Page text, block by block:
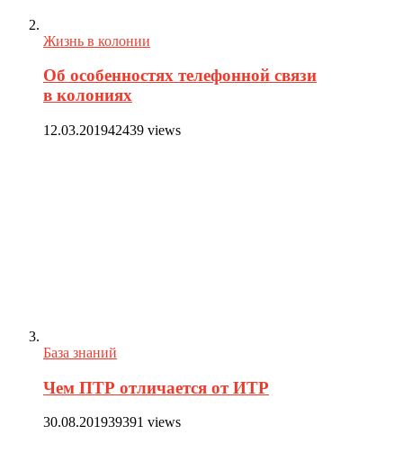
Жизнь в колонии
Об особенностях телефонной связи
в колониях
12.03.201942439 views
База знаний
Чем ПТР отличается от ИТР
30.08.201939391 views